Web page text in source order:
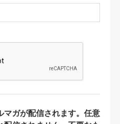
マガが配信されます。任意